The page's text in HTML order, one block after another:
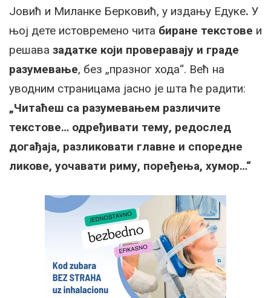
Јовић и Миланке Берковић, у издању Едуке. У
њој дете истовремено чита биране текстове и
решава задатке који проверавају и граде
разумевање, без „празног хода“. Већ на
уводним страницама јасно је шта ће радити:
„Читаћеш са разумевањем различите
текстове… одређивати тему, редослед
догађаја, разликовати главне и споредне
ликове, уочавати риму, поређења, хумор…“